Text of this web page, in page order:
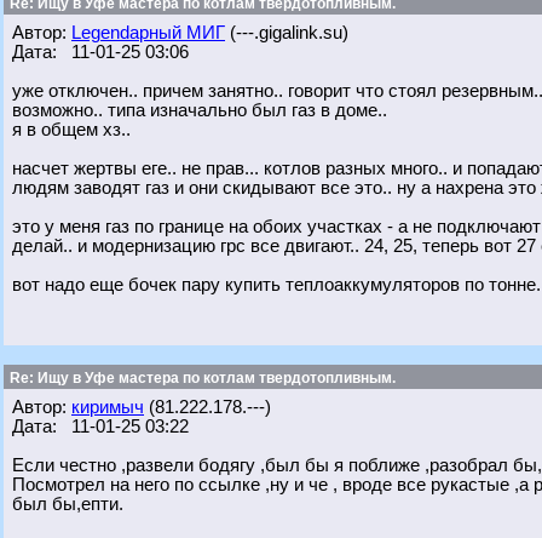
Re: Ищу в Уфе мастера по котлам твердотопливным.
Автор: Legendарный МИГ (---.gigalink.su)
Дата: 11-01-25 03:06
уже отключен.. причем занятно.. говорит что стоял
возможно.. типа изначально был газ в доме..
я в общем хз..
насчет жертвы еге.. не прав... котлов разных много.. и
людям заводят газ и они скидывают все это.. ну а нахрена
это у меня газ по границе на обоих участках - а не
делай.. и модернизацию грс все двигают.. 24, 25, теперь вот 27
вот надо еще бочек пару купить теплоаккумуляторов по
Re: Ищу в Уфе мастера по котлам твердотопливным.
Автор: киримыч (81.222.178.---)
Дата: 11-01-25 03:22
Если честно ,развели бодягу ,был бы я поближе ,разобрал
Посмотрел на него по ссылке ,ну и че , вроде все рукастые
был бы,епти.